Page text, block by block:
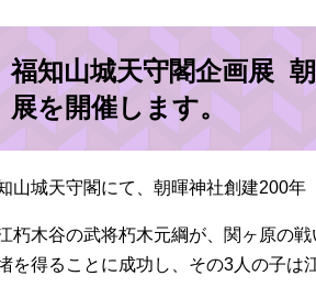
福知山城天守閣企画展
展を開催します。
山城天守閣にて、朝暉神社創建200年
朽木谷の武将朽木元綱が、関ヶ原の
を得ることに成功し、その3人の子は